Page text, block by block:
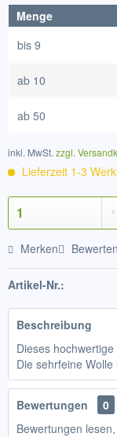
Menge
bis 9
ab 10
ab 50
inkl. MwSt. zzgl.
Lieferzeit 1-3
Merken Bewerten
Artikel-Nr.:
Beschreibung
Dieses
Die sehrfeine
Bewertungen
0
Bewertungen